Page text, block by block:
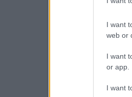
I want
web or
I want
or app.
I want